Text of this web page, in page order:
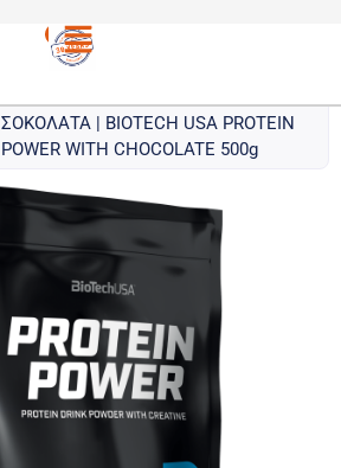
BIOTECH USA ΠΡΩΤΕΪΝΗ
ΣΟΚΟΛΑΤΑ | BIOTECH USA PROTEIN
POWER WITH CHOCOLATE 500g